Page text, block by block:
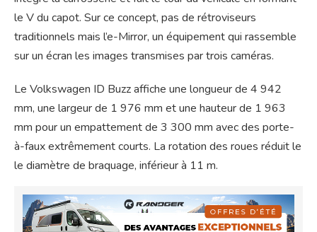
le V du capot. Sur ce concept, pas de rétroviseurs
traditionnels mais l’e-Mirror, un équipement qui rassemble
sur un écran les images transmises par trois caméras.
Le Volkswagen ID Buzz affiche une longueur de 4 942
mm, une largeur de 1 976 mm et une hauteur de 1 963
mm pour un empattement de 3 300 mm avec des porte-
à-faux extrêmement courts. La rotation des roues réduit le
le diamètre de braquage, inférieur à 11 m.